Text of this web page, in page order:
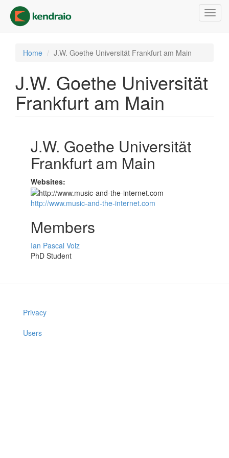
main
content
Home J.W. Goethe Universität Frankfurt am Main
J.W. Goethe Universität
Frankfurt am Main
J.W. Goethe Universität
Frankfurt am Main
Websites:
http://www.music-and-the-internet.com
Members
Ian Pascal Volz
PhD Student
Privacy
Users